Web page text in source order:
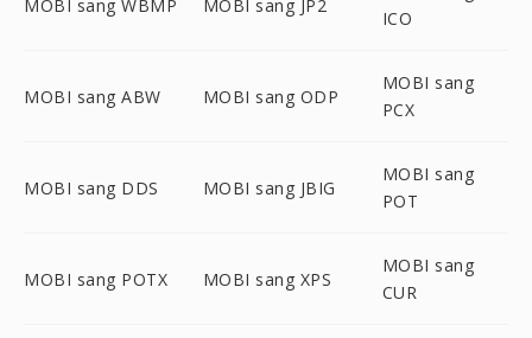
MOBI sang WBMP MOBI sang JP2
ICO
MOBI sang ABW MOBI sang ODP
MOBI sang
PCX
MOBI sang DDS MOBI sang JBIG
MOBI sang
POT
MOBI sang POTX MOBI sang XPS
MOBI sang
CUR